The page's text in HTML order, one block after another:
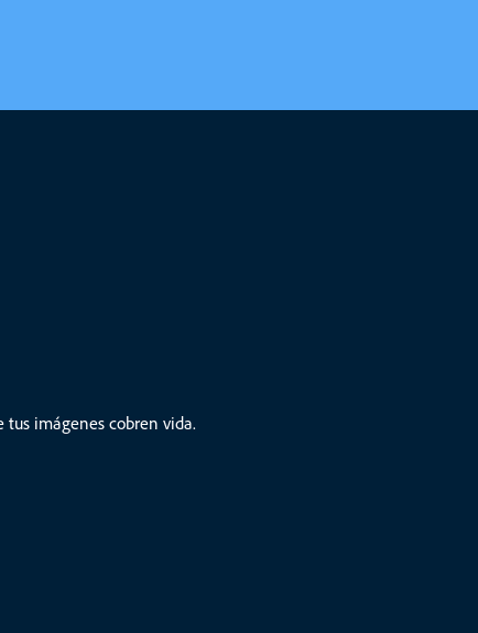
tus imágenes cobren vida.